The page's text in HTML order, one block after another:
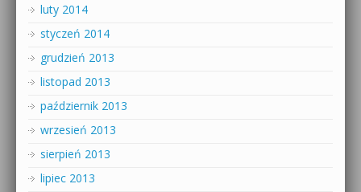
luty 2014
styczeń 2014
grudzień 2013
listopad 2013
październik 2013
wrzesień 2013
sierpień 2013
lipiec 2013